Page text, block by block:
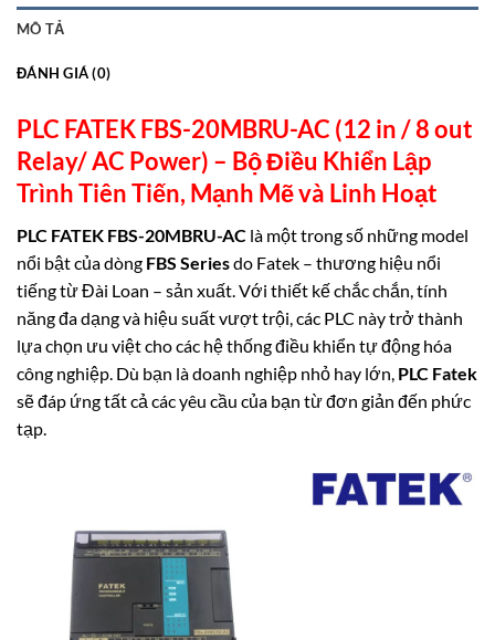
MÔ TẢ
ĐÁNH GIÁ (0)
PLC FATEK FBS-20MBRU-AC (12 in / 8 out
Relay/ AC Power) – Bộ Điều Khiển Lập
Trình Tiên Tiến, Mạnh Mẽ và Linh Hoạt
PLC FATEK FBS-20MBRU-AC là một trong số những model
nổi bật của dòng FBS Seriesdo Fatek – thương hiệu nổi
tiếng từ Đài Loan – sản xuất. Với thiết kế chắc chắn, tính
năng đa dạng và hiệu suất vượt trội, các PLC này trở thành
lựa chọn ưu việt cho các hệ thống điều khiển tự động hóa
công nghiệp. Dù bạn là doanh nghiệp nhỏ hay lớn, PLC Fatek
sẽ đáp ứng tất cả các yêu cầu của bạn từ đơn giản đến phức
tạp.